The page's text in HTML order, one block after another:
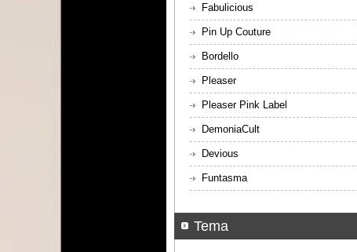
Fabulicious
Pin Up Couture
Bordello
Pleaser
Pleaser Pink Label
DemoniaCult
Devious
Funtasma
Tema